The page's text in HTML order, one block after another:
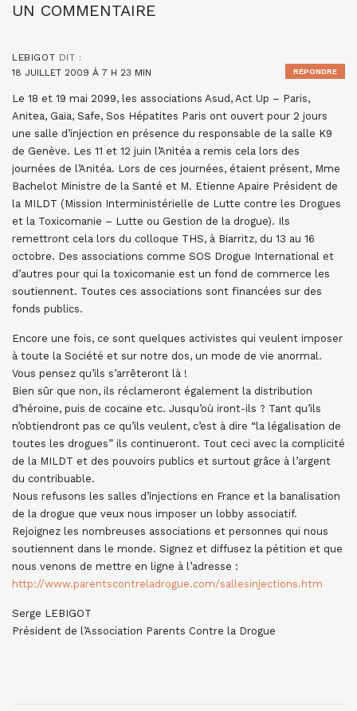
UN COMMENTAIRE
LEBIGOT DIT :
18 JUILLET 2009 À 7 H 23 MIN
Le 18 et 19 mai 2099, les associations Asud, Act Up – Paris,
Anitea, Gaïa, Safe, Sos Hépatites Paris ont ouvert pour 2 jours
une salle d’injection en présence du responsable de la salle K9
de Genève. Les 11 et 12 juin l’Anitéa a remis cela lors des
journées de l’Anitéa. Lors de ces journées, étaient présent, Mme
Bachelot Ministre de la Santé et M. Etienne Apaire Président de
la MILDT (Mission Interministérielle de Lutte contre les Drogues
et la Toxicomanie – Lutte ou Gestion de la drogue). Ils
remettront cela lors du colloque THS, à Biarritz, du 13 au 16
octobre. Des associations comme SOS Drogue International et
d’autres pour qui la toxicomanie est un fond de commerce les
soutiennent. Toutes ces associations sont financées sur des
fonds publics.
Encore une fois, ce sont quelques activistes qui veulent imposer
à toute la Société et sur notre dos, un mode de vie anormal.
Vous pensez qu’ils s’arrêteront là !
Bien sûr que non, ils réclameront également la distribution
d’héroïne, puis de cocaïne etc. Jusqu’où iront-ils ? Tant qu’ils
n’obtiendront pas ce qu’ils veulent, c’est à dire “la légalisation de
toutes les drogues” ils continueront. Tout ceci avec la complicité
de la MILDT et des pouvoirs publics et surtout grâce à l’argent
du contribuable.
Nous refusons les salles d’injections en France et la banalisation
de la drogue que veux nous imposer un lobby associatif.
Rejoignez les nombreuses associations et personnes qui nous
soutiennent dans le monde. Signez et diffusez la pétition et que
nous venons de mettre en ligne à l’adresse :
http://www.parentscontreladrogue.com/sallesinjections.htm
Serge LEBIGOT
Président de l’Association Parents Contre la Drogue
RÉPONDRE